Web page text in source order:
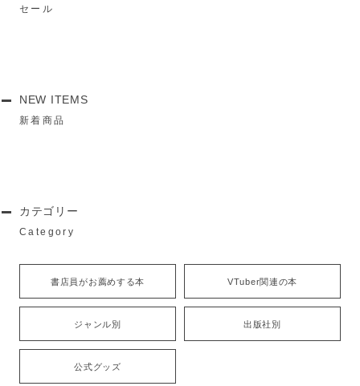
セール
NEW ITEMS
新着商品
カテゴリー
Category
書店員がお薦めする本 VTuber関連の本
ジャンル別 出版社別
公式グッズ